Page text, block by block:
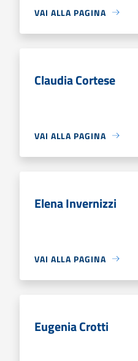
VAI ALLA PAGINA
Claudia Cortese
VAI ALLA PAGINA
Elena Invernizzi
VAI ALLA PAGINA
Eugenia Crotti